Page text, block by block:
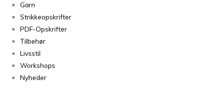
Garn
Strikkeopskrifter
PDF-Opskrifter
Tilbehør
Livsstil
Workshops
Nyheder